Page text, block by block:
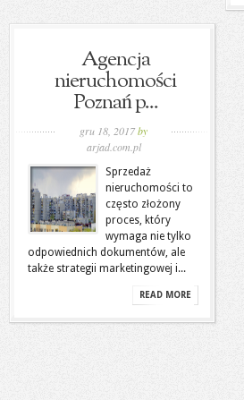
Agencja
nieruchomości
Poznań p...
gru 18, 2017by
arjad.com.pl
Sprzedaż
nieruchomości to
często złożony
proces, który
wymaga nie tylko
odpowiednich dokumentów, ale
także strategii marketingowej i...
READ MORE